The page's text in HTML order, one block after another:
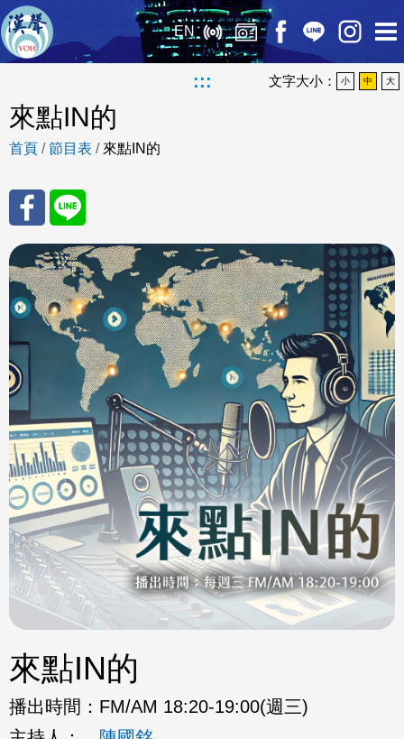
EN
::: 文字大小： 小 中 大
來點IN的
首頁 /節目表 / 來點IN的
分享
至
eBo
ok
分享
至
Line
來點IN的
播出時間： FM/AM 18:20-19:00(週三)